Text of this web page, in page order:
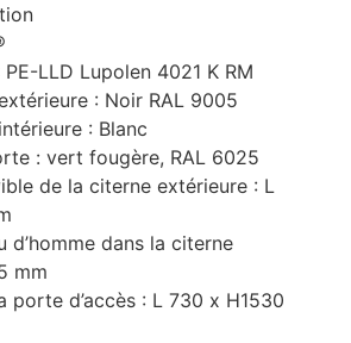
LLD Lupolen 4021 K RM
: Noir RAL 9005
: Blanc
: vert fougère, RAL 6025
de la citerne extérieure : L
d’homme dans la citerne
mm
porte d’accès : L 730 x H1530